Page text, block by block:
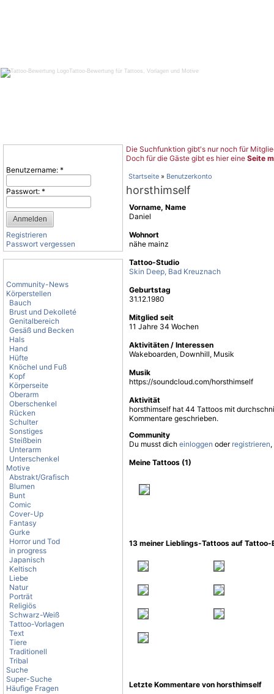
Tattoo-Bewertung für Tattoos, Vorlagen und Motive
Benutzername: *
Passwort: *
Registrieren
Passwort vergessen
Community-News
Körperstellen
Bauch
Brust und Dekolleté
Genitalbereich
Gesäß und Becken
Hals
Hand
Hüfte
Knöchel und Fuß
Kopf
Körperseite
Oberarm
Oberschenkel
Rücken
Schulter
Sonstiges
Steißbein
Unterarm
Unterschenkel
Motive
Abstrakt/Grafisch
Blumen
Bunt
Comic
Cover-Up
Fantasy
Gurke
Horror und Tod
in progress
Japanisch
Keltisch
Liebe
Natur
Porträt
Religiös
Schwarz-Weiß
Tattoo-Vorlagen
Text
Tiere
Traditionell
Tribal
Suche
Super-Suche
Häufige Fragen
Die Suchfunktion gibt's nur noch für
Doch für die Gäste gibt es hier eine Seite
Startseite » Benutzerkonto
horsthimself
Vorname, Name
Daniel
Wohnort
nähe mainz
Tattoo-Studio
Skin Deep, Bad Kreuznach
Geburtstag
31.12.1980
Mitglied seit
11 Jahre 34 Wochen
Aktivitäten / Interessen
Wakeboarden, Downhill, Musik
Musik
https://soundcloud.com/horsthimself
Aktivität
horsthimself hat 44 Tattoos mit
Kommentare geschrieben.
Community
Du musst dich einloggen oder registrieren
Meine Tattoos (1)
13 meiner Lieblings-Tattoos auf
Letzte Kommentare von horsthimself